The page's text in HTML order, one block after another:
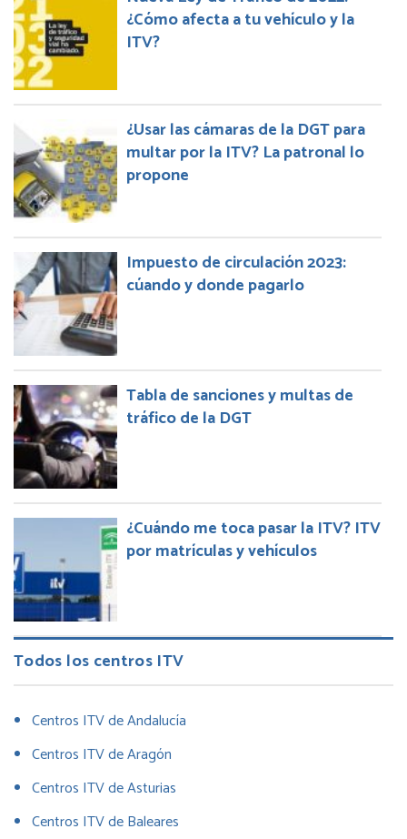
¿Cómo afecta a tu vehículo y la
ITV?
¿Usar las cámaras de la DGT para
multar por la ITV? La patronal lo
propone
Impuesto de circulación 2023:
cúando y donde pagarlo
Tabla de sanciones y multas de
tráfico de la DGT
¿Cuándo me toca pasar la ITV? ITV
por matrículas y vehículos
Todos los centros ITV
Centros ITV de Andalucía
Centros ITV de Aragón
Centros ITV de Asturias
Centros ITV de Baleares